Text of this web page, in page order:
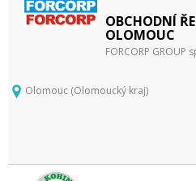
OBCHODNÍ
OLOMOUC
FORCORP GROUP
Olomouc (Olomoucký kraj)